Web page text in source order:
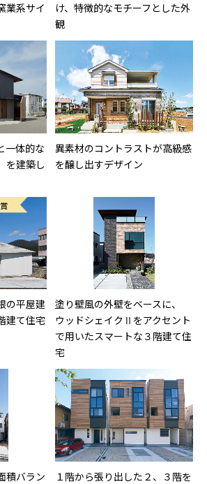
業系サイ
け、特徴的なモチーフとした外
観
一体的な
を建築し
異素材のコントラストが高級感
を醸し出すデザイン
の平屋建
建て住宅
塗り壁風の外壁をベースに、
ウッドシェイクⅡをアクセント
で用いたスマートな３階建て住
宅
積バラン １階から張り出した２、３階を